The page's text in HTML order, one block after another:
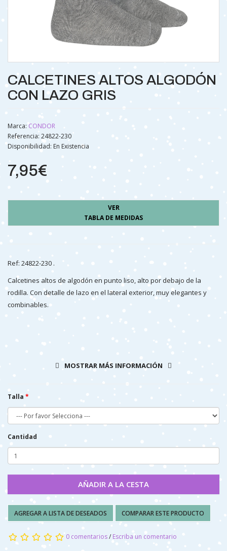
CALCETINES ALTOS ALGODÓN
CON LAZO GRIS
Marca: CONDOR
Referencia: 24822-230
Disponibilidad: En Existencia
7,95€
VER
TABLA DE MEDIDAS
Ref: 24822-230 .
Calcetines altos de algodón en punto liso, alto por debajo de la
rodilla. Con detalle de lazo en el lateral exterior, muy elegantes y
combinables.
NO PLANCHAR
NO SECAR A MÁQUINA
MOSTRAR MÁS INFORMACIÓN
Talla
Cantidad
AÑADIR A LA CESTA
AGREGAR A LISTA DE DESEADOS COMPARAR ESTE PRODUCTO
0 comentarios/ Escriba un comentario